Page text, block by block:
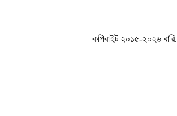
কপিরাইট ২০১৫-২০২৬ বারি.